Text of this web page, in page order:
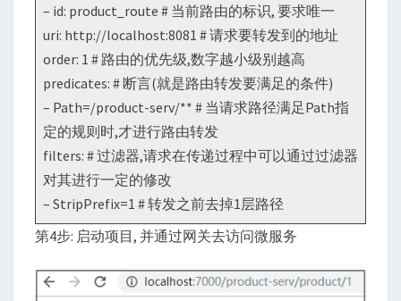
– id: product_route # 当前路由的标识, 要求唯一
uri: http://localhost:8081 # 请求要转发到的地址
order: 1 # 路由的优先级,数字越小级别越高
predicates: # 断言(就是路由转发要满足的条件)
– Path=/product-serv/** # 当请求路径满足Path指
定的规则时,才进行路由转发
filters: # 过滤器,请求在传递过程中可以通过过滤器
对其进行一定的修改
– StripPrefix=1 # 转发之前去掉1层路径
第4步: 启动项目, 并通过网关去访问微服务